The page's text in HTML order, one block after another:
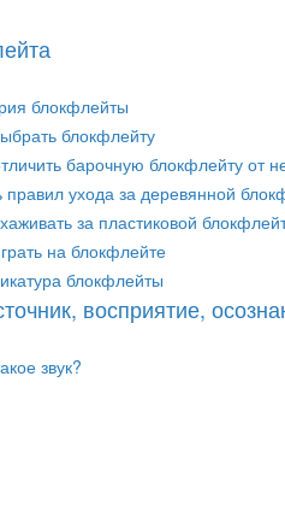
блокфлейты
блокфлейту
барочную блокфлейту от
ухода за деревянной
за пластиковой
на блокфлейте
блокфлейты
восприятие,
звук?